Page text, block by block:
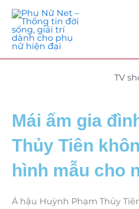
TV
Mái ấm gia
Thủy Tiên
hình mẫu cho
Á hậu Huỳnh Phạm Thủy